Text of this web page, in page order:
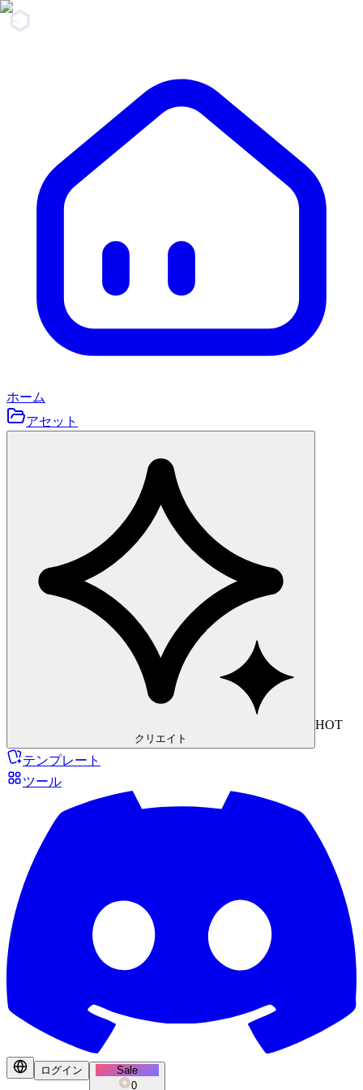
ホーム
アセット
クリエイト
HOT
テンプレート
ツール
ログイン
Sale
0